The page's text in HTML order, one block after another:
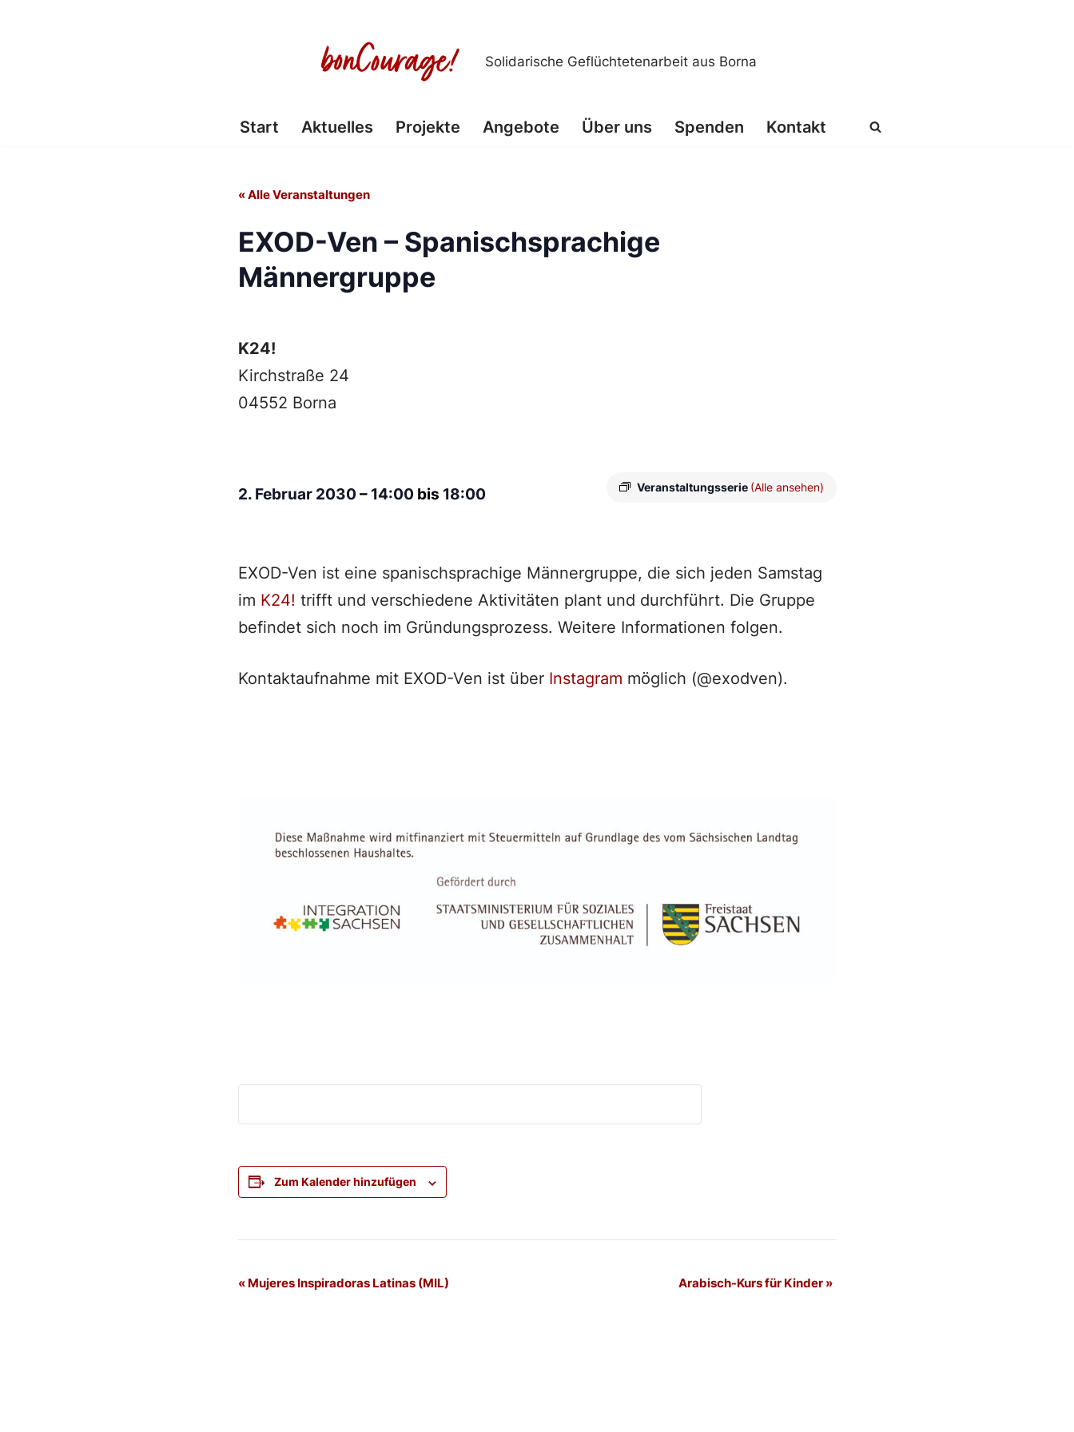
Solidarische Geflüchtetenarbeit aus Borna
Start Aktuelles Projekte Angebote Über uns Spenden Kontakt
« Alle Veranstaltungen
EXOD-Ven – Spanischsprachige
Männergruppe
K24!
Kirchstraße 24
04552 Borna
Veranstaltungsserie (Alle ansehen)
2. Februar 2030 – 14:00 bis 18:00
EXOD-Ven ist eine spanischsprachige Männergruppe, die sich jeden Samstag
im K24! trifft und verschiedene Aktivitäten plant und durchführt. Die Gruppe
befindet sich noch im Gründungsprozess. Weitere Informationen folgen.
Kontaktaufnahme mit EXOD-Ven ist über Instagram möglich (@exodven).
Zum Kalender hinzufügen
Veranstaltung-
«Mujeres Inspiradoras Latinas (MIL) Arabisch-Kurs für Kinder »